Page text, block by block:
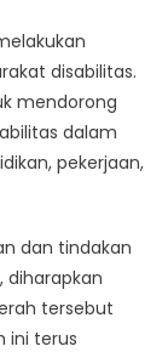
disabilitas.
mendorong
dalam
pekerjaan,
dan tindakan
diharapkan
tersebut
ini terus